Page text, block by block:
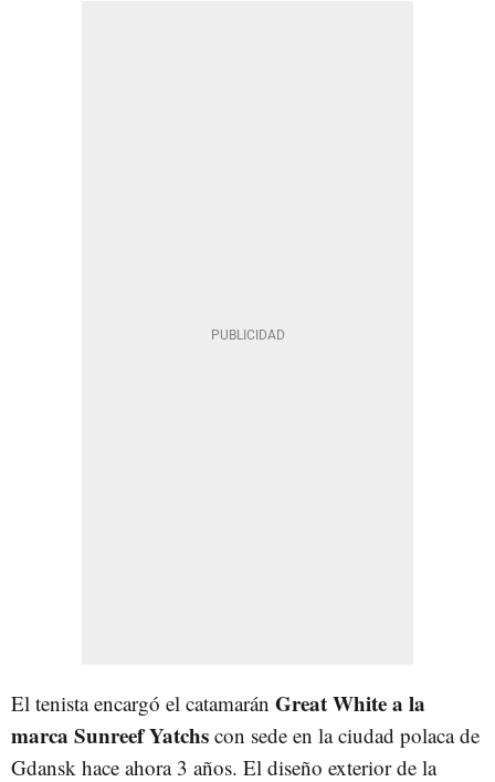
El tenista encargó el catamarán Great White a la
marca Sunreef Yatchs con sede en la ciudad polaca de
Gdansk hace ahora 3 años. El diseño exterior de la